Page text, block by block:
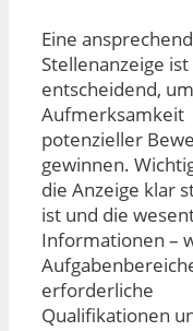
Eine
Stellenanzeige ist
entscheidend,
Aufmerksamkeit
potenzieller
gewinnen.
die Anzeige klar
ist und die
Informationen –
erforderliche
Qualifikationen